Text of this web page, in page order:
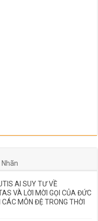
Nhãn
AI SUY TƯ VỀ
VÀ LỜI MỜI GỌI CỦA ĐỨC
MÔN ĐỆ TRONG THỜI